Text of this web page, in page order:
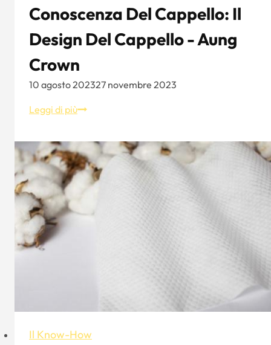
Conoscenza Del Cappello: Il
Design Del Cappello - Aung
Crown
10 agosto 202327 novembre 2023
Leggi di piùConoscenza
cappello:
Il
design
del
-
Il Know-How